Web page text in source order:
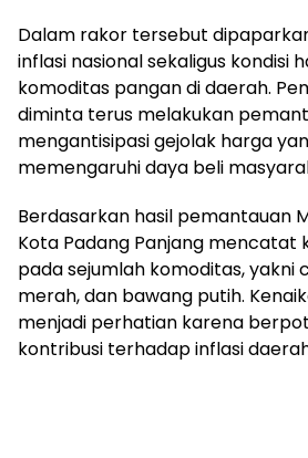
Dalam rakor tersebut
inflasi nasional sekaligus kondisi
komoditas pangan di daerah.
diminta terus melakukan
mengantisipasi gejolak harga
memengaruhi daya beli
Berdasarkan hasil pemantauan
Kota Padang Panjang mencatat
pada sejumlah komoditas, yakni
merah, dan bawang putih.
menjadi perhatian karena
kontribusi terhadap inflasi